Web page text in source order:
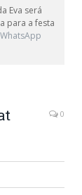
Eva será
para a festa
WhatsApp
0